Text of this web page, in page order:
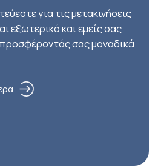
για τις μετακινήσεις
εξωτερικό και εμείς σας
σας μοναδικά